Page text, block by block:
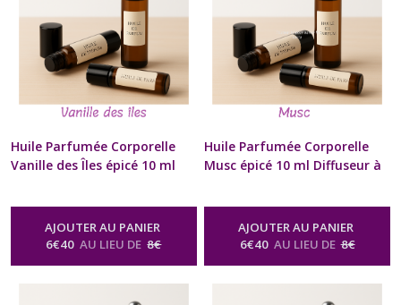
Huile Parfumée Corporelle
Vanille des Îles épicé 10 ml
Poignets Cadeau Beauté bien
être Homme Femme St-
Huile Parfumée
AJOUTER AU PANIER
6€40 AU LIEU DE 8€
Huile Parfumée Corporelle
Musc épicé 10 ml Diffuseur à
Beauté bien être Homme
Femme St-Valentin
Huile Parfumée Corporelle
AJOUTER AU PANIER
6€40 AU LIEU DE 8€